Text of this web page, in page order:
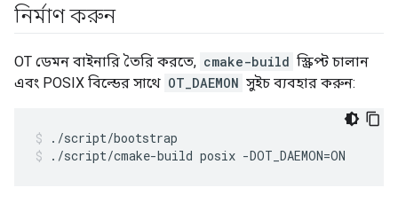
নির্মাণ করুন
OT ডেমন বাইনারি তৈরি করতে, cmake-build স্ক্রিপ্ট চালান
এবং POSIX বিল্ডের সাথে OT_DAEMON সুইচ ব্যবহার করুন:
./script/bootstrap
./script/cmake-build posix -DOT_DAEMON=ON